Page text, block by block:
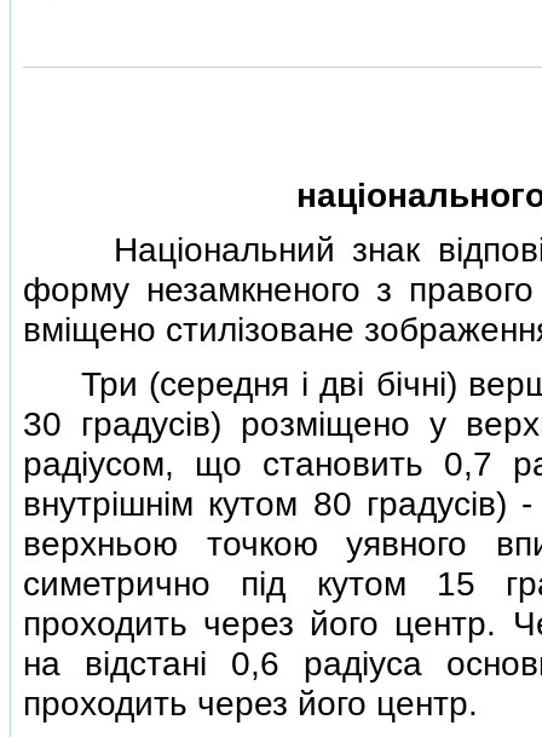
Нацiональний знак
форму незамкненого з
вмiщено стилiзоване
Три (середня i двi бiчнi)
30 градусiв) розмiщено у
радiусом, що становить 0,7
внутрiшнiм кутом 80
верхньою точкою уявного
симетрично пiд кутом 15
проходить через його центр.
на вiдстанi 0,6 радiуса
проходить через його центр.